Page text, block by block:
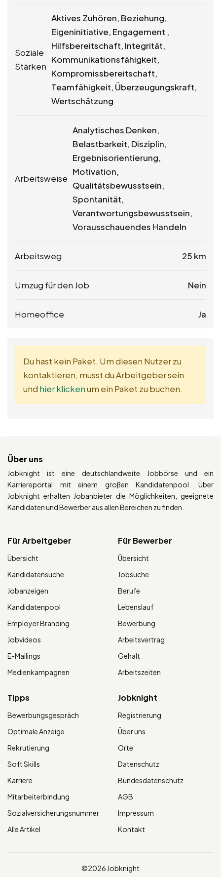
Soziale
Stärken
Aktives Zuhören, Beziehung,
Eigeninitiative, Engagement ,
Hilfsbereitschaft, Integrität,
Kommunikationsfähigkeit,
Kompromissbereitschaft,
Teamfähigkeit, Überzeugungskraft,
Wertschätzung
Arbeitsweise
Analytisches Denken,
Belastbarkeit, Disziplin,
Ergebnisorientierung,
Motivation,
Qualitätsbewusstsein,
Spontanität,
Verantwortungsbewusstsein,
Vorausschauendes Handeln
Arbeitsweg 25 km
Umzug für den Job Nein
Homeoffice Ja
Du hast kein Paket. Um diesen Nutzer zu
kontaktieren, musst du Arbeitgeber sein
und hier klickenum ein Paket zu buchen.
Über uns
Jobknight ist eine deutschlandweite Jobbörse und ein
Karriereportal mit einem großen Kandidatenpool. Über
Jobknight erhalten Jobanbieter die Möglichkeiten, geeignete
Kandidaten und Bewerber aus allen Bereichen zu finden.
Für Arbeitgeber
Übersicht
Kandidatensuche
Jobanzeigen
Kandidatenpool
Employer Branding
Jobvideos
E-Mailings
Medienkampagnen
Für Bewerber
Übersicht
Jobsuche
Berufe
Lebenslauf
Bewerbung
Arbeitsvertrag
Gehalt
Arbeitszeiten
Tipps
Bewerbungsgespräch
Optimale Anzeige
Rekrutierung
Soft Skills
Karriere
Mitarbeiterbindung
Sozialversicherungsnummer
Alle Artikel
Jobknight
Registrierung
Über uns
Orte
Datenschutz
Bundesdatenschutz
AGB
Impressum
Kontakt
©2026 Jobknight